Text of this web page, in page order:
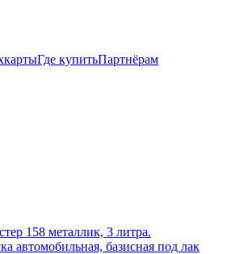
Где купитьПартнёрам
158 металлик, 3 литра.
автомобильная, базисная под лак